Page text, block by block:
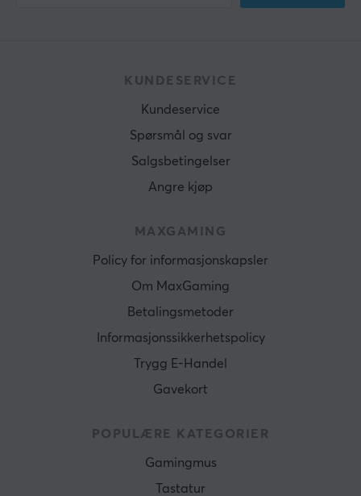
KUNDESERVICE
Kundeservice
Spørsmål og svar
Salgsbetingelser
Angre kjøp
MAXGAMING
Policy for informasjonskapsler
Om MaxGaming
Betalingsmetoder
Informasjonssikkerhetspolicy
Trygg E-Handel
Gavekort
POPULÆRE KATEGORIER
Gamingmus
Tastatur